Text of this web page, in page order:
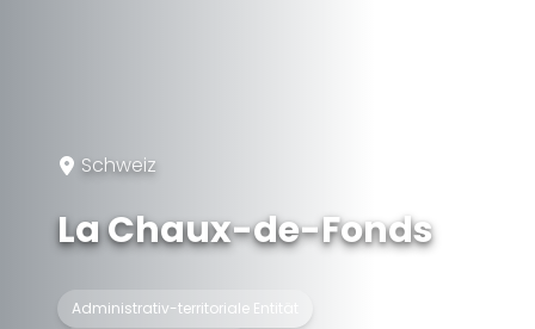
Schweiz
La Chaux-de-Fonds
Administrativ-territoriale Entität